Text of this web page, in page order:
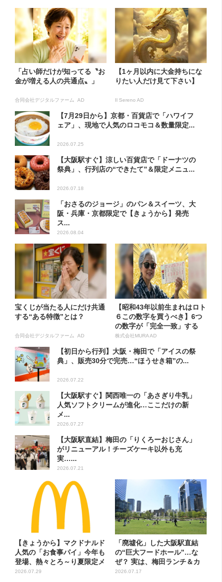
「占い師だけが知ってる〝お
金が増える人の共通点〟」
合同会社デジタルファーム AD
【1ヶ月以内に大金持ちにな
りたい人だけ見て下さい】
Il Sereno AD
【7月29日から】京都・百貨店で「ハワイフ
ェア」、現地で人気のロコモコ＆数量限定...
2026.07.25
【大阪駅すぐ】涼しい百貨店で「ドーナツの
祭典」、行列店の“できたて”＆限定メニュ...
2026.07.18
「おさるのジョージ」のパン＆スイーツ、大
阪・兵庫・京都限定で【きょうから】発売
ス...
2026.08.04
宝くじが当たる人にだけ共通
する“ある特徴”とは？
合同会社デジタルファーム AD
【昭和43年以前生まれはロト
６この数字を買うべき】6つ
の数字が「完全一致」する
方...
株式会社MURA AD
【初日から行列】大阪・梅田で「アイスの祭
典」、販売30分で完売…“ほうせき箱”の...
2026.07.22
【大阪駅すぐ】関西唯一の「あさぎり牛乳」
人気ソフトクリームが進化…ここだけの新
メ...
2026.07.27
【大阪駅直結】梅田の「りくろーおじさん」
がリニューアル！チーズケーキ以外も充
実…...
2026.07.21
【きょうから】マクドナルド
人気の「お食事パイ」今年も
登場、熱々とろ～り夏限定メ
ニ...
2026.07.29
「廃墟化」した大阪駅直結
の“巨大フードホール”…な
ぜ？ 実は、梅田ランチ＆カ
フェ...
2026.07.17